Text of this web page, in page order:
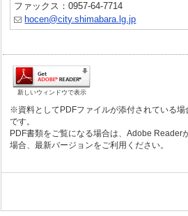
ファックス：0957-64-7714
hocen@city.shimabara.lg.jp
新しいウィンドウで表示
※資料としてPDFファイルが添付されている
です。
PDF書類をご覧になる場合は、Adobe Reader
場合、最新バージョンをご利用ください。